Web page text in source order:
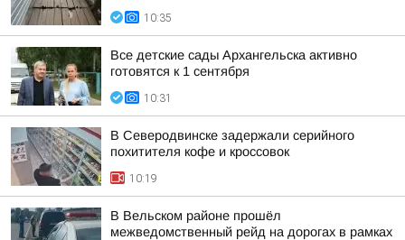
10:35
Все детские сады Архангельска активно
готовятся к 1 сентября
10:31
В Северодвинске задержали серийного
похитителя кофе и кроссовок
10:19
В Вельском районе прошёл
межведомственный рейд на дорогах в рамках